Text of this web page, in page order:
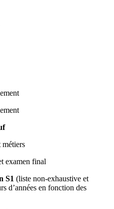
métiers
examen final
S1 (liste non-exhaustive et
d’années en fonction des